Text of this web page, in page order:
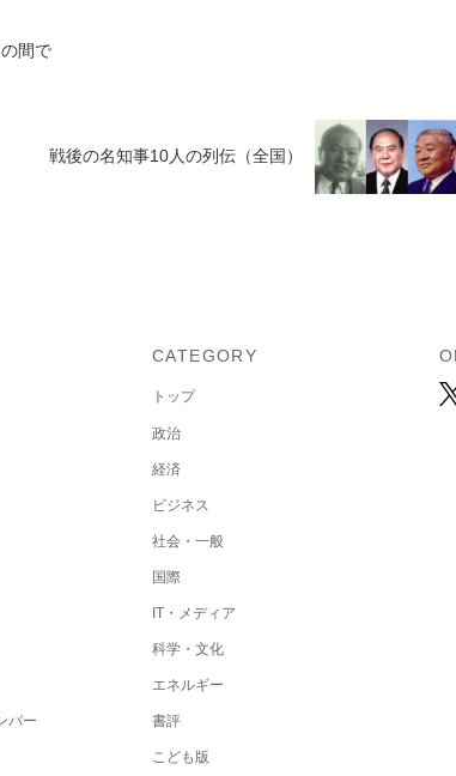
間で
戦後の名知事10人の列伝（全国）
バー
CATEGORY
トップ
政治
経済
ビジネス
社会・一般
国際
IT・メディア
科学・文化
エネルギー
書評
こども版